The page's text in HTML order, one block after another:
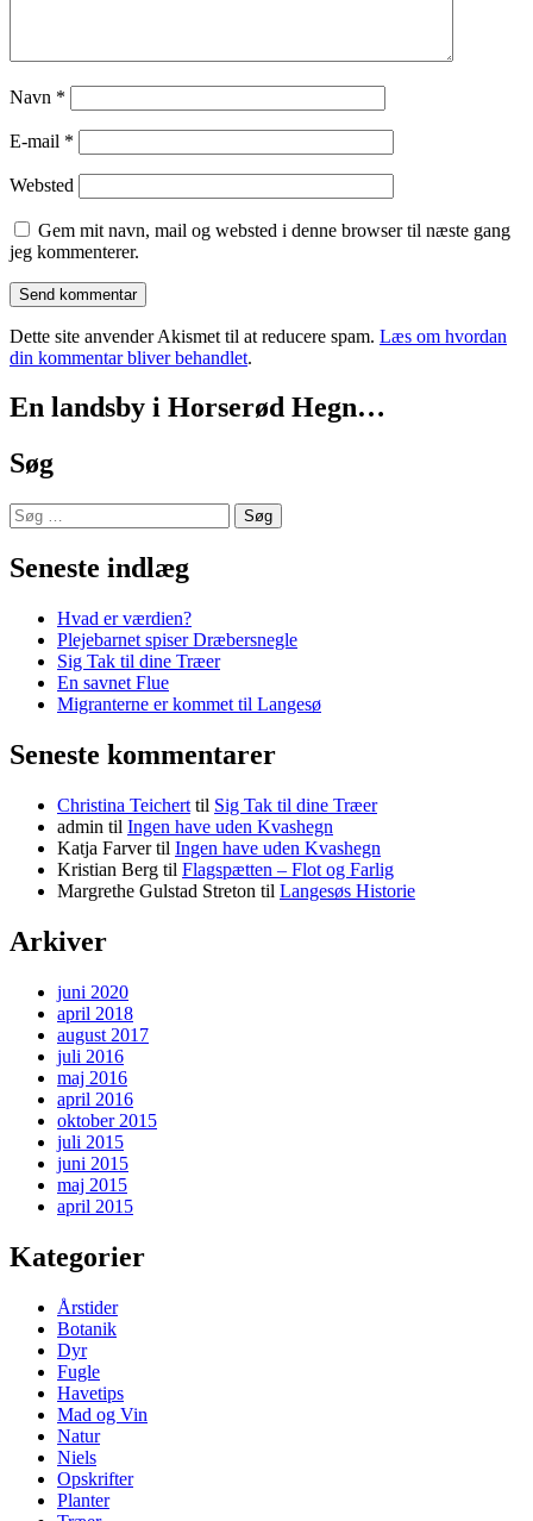
Navn *
E-mail *
Websted
Gem mit navn, mail og websted i denne browser til næste gang
jeg kommenterer.
Dette site anvender Akismet til at reducere spam. Læs om hvordan
din kommentar bliver behandlet.
En landsby i Horserød Hegn…
Søg
Søg
efter:
Seneste indlæg
Hvad er værdien?
Plejebarnet spiser Dræbersnegle
Sig Tak til dine Træer
En savnet Flue
Migranterne er kommet til Langesø
Seneste kommentarer
Christina Teichert til Sig Tak til dine Træer
admin til Ingen have uden Kvashegn
Katja Farvertil Ingen have uden Kvashegn
Kristian Berg til Flagspætten – Flot og Farlig
Margrethe Gulstad Streton til Langesøs Historie
Arkiver
juni 2020
april 2018
august 2017
juli 2016
maj 2016
april 2016
oktober 2015
juli 2015
juni 2015
maj 2015
april 2015
Kategorier
Årstider
Botanik
Dyr
Fugle
Havetips
Mad og Vin
Natur
Niels
Opskrifter
Planter